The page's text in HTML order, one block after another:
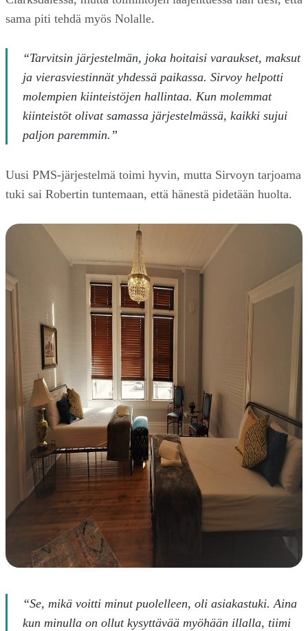
sama piti tehdä myös Nolalle.
“Tarvitsin järjestelmän, joka hoitaisi varaukset, maksut
ja vierasviestinnät yhdessä paikassa. Sirvoy helpotti
molempien kiinteistöjen hallintaa. Kun molemmat
kiinteistöt olivat samassa järjestelmässä, kaikki sujui
paljon paremmin.”
Uusi PMS-järjestelmä toimi hyvin, mutta Sirvoyn tarjoama
tuki sai Robertin tuntemaan, että hänestä pidetään huolta.
“Se, mikä voitti minut puolelleen, oli asiakastuki. Aina
kun minulla on ollut kysyttävää myöhään illalla, tiimi